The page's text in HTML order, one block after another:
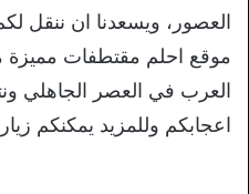
العصور، ويسعدنا ان ننقل
موقع احلم مقتطفات
العرب في العصر الجاهلي
اعجابكم وللمزيد يمكنكم